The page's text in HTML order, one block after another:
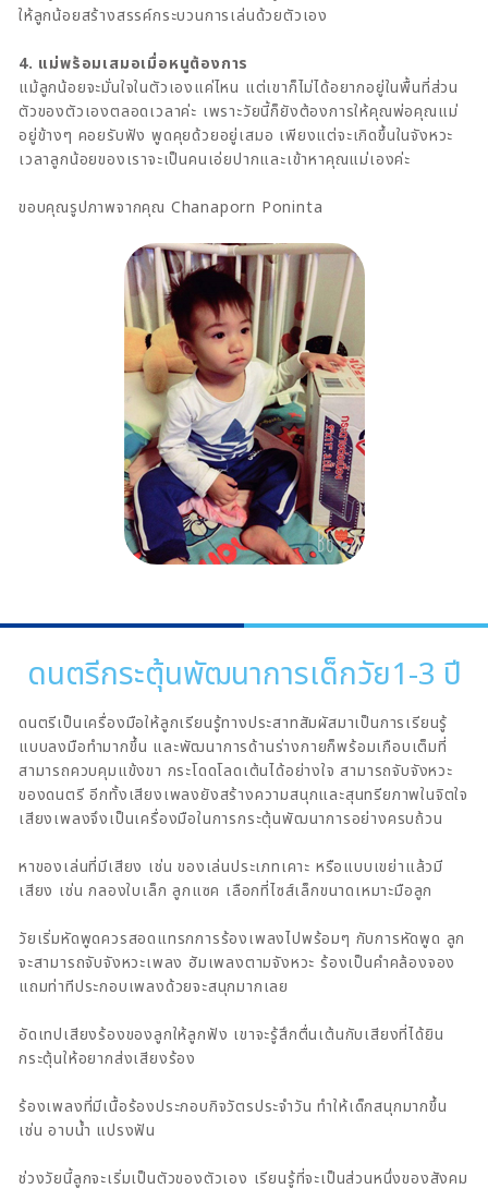
ให้ลูกน้อยสร้างสรรค์กระบวนการเล่นด้วยตัวเอง
4. แม่พร้อมเสมอเมื่อหนูต้องการ
แม้ลูกน้อยจะมั่นใจในตัวเองแค่ไหน แต่เขาก็ไม่ได้อยากอยู่ในพื้นที่ส่วน
ตัวของตัวเองตลอดเวลาค่ะ เพราะวัยนี้ก็ยังต้องการให้คุณพ่อคุณแม่
อยู่ข้างๆ คอยรับฟัง พูดคุยด้วยอยู่เสมอ เพียงแต่จะเกิดขึ้นในจังหวะ
เวลาลูกน้อยของเราจะเป็นคนเอ่ยปากและเข้าหาคุณแม่เองค่ะ
ขอบคุณรูปภาพจากคุณ Chanaporn Poninta
ดนตรีกระตุ้นพัฒนาการเด็กวัย1-3 ปี
ดนตรีเป็นเครื่องมือให้ลูกเรียนรู้ทางประสาทสัมผัสมาเป็นการเรียนรู้
แบบลงมือทำมากขึ้น และพัฒนาการด้านร่างกายก็พร้อมเกือบเต็มที่
สามารถควบคุมแข้งขา กระโดดโลดเต้นได้อย่างใจ สามารถจับจังหวะ
ของดนตรี อีกทั้งเสียงเพลงยังสร้างความสนุกและสุนทรียภาพในจิตใจ
เสียงเพลงจึงเป็นเครื่องมือในการกระตุ้นพัฒนาการอย่างครบถ้วน
หาของเล่นที่มีเสียง เช่น ของเล่นประเภทเคาะ หรือแบบเขย่าแล้วมี
เสียง เช่น กลองใบเล็ก ลูกแซค เลือกที่ไซส์เล็กขนาดเหมาะมือลูก
วัยเริ่มหัดพูดควรสอดแทรกการร้องเพลงไปพร้อมๆ กับการหัดพูด ลูก
จะสามารถจับจังหวะเพลง ฮัมเพลงตามจังหวะ ร้องเป็นคำคล้องจอง
แถมท่าทีประกอบเพลงด้วยจะสนุกมากเลย
อัดเทปเสียงร้องของลูกให้ลูกฟัง เขาจะรู้สึกตื่นเต้นกับเสียงที่ได้ยิน
กระตุ้นให้อยากส่งเสียงร้อง
ร้องเพลงที่มีเนื้อร้องประกอบกิจวัตรประจำวัน ทำให้เด็กสนุกมากขึ้น
เช่น อาบน้ำ แปรงฟัน
ช่วงวัยนี้ลูกจะเริ่มเป็นตัวของตัวเอง เรียนรู้ที่จะเป็นส่วนหนึ่งของสังคม